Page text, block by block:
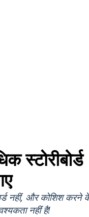
स्टोरीबोर्ड
नहीं, और कोशिश करने
नहीं है!